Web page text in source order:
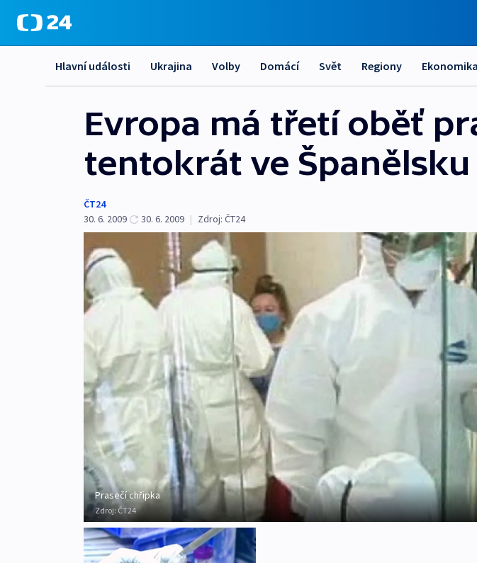
Hlavní události Ukrajina Volby Domácí Svět Regiony Ekonomika
Evropa má třetí oběť
tentokrát ve Španělsku
ČT24
30. 6. 2009
30. 6. 2009 | Zdroj: ČT24
Prasečí chřipka
Zdroj: ČT24